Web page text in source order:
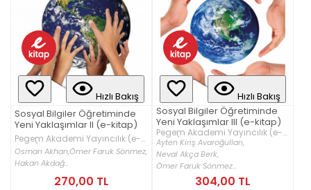
Hızlı Bakış
Sosyal Bilgiler Öğretiminde
Yeni Yaklaşımlar II (e-kitap)
Pegem Akademi Yayıncılık (e-
kitap)
Osman Akhan,Ömer Faruk Sönmez,
Hakan Akdağ...
270,00 TL
Hızlı Bakış
Sosyal Bilgiler Öğretiminde
Yeni Yaklaşımlar III (e-kitap)
Pegem Akademi Yayıncılık (e-
kitap)
Ayten Kiriş Avaroğulları,
Neval Akça Berk,
Ömer Faruk Sönmez...
304,00 TL